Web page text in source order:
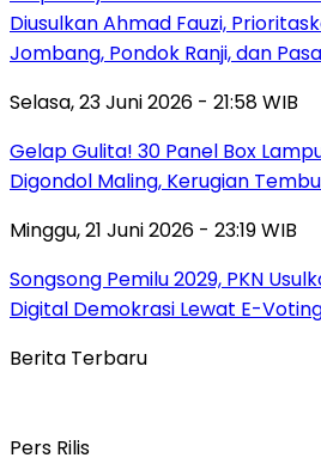
Diusulkan Ahmad Fauzi,
Jombang, Pondok Ranji, dan
Selasa, 23 Juni 2026 - 21:58 WIB
Gelap Gulita! 30 Panel Box
Digondol Maling, Kerugian
Minggu, 21 Juni 2026 - 23:19 WIB
Songsong Pemilu 2029, PKN
Digital Demokrasi Lewat E-
Berita Terbaru
Pers Rilis